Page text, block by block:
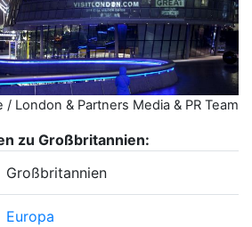
/ London & Partners Media & PR Team
zu Großbritannien:
Großbritannien
Europa